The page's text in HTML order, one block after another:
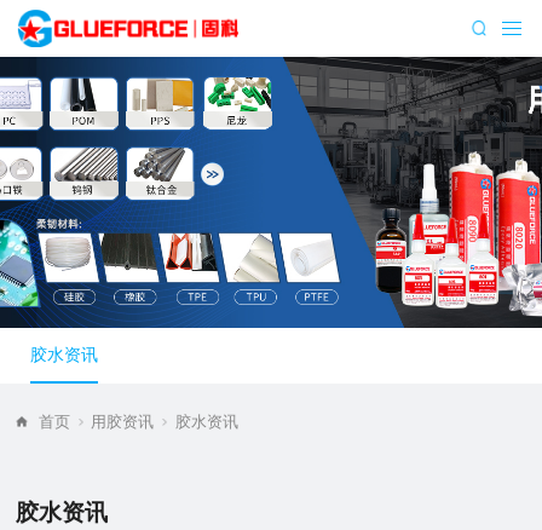
胶水资讯
首页 用胶资讯 胶水资讯
胶水资讯